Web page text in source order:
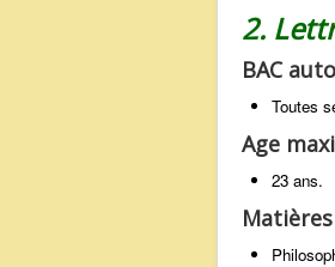
2.
BAC
Toutes
Age
23 ans.